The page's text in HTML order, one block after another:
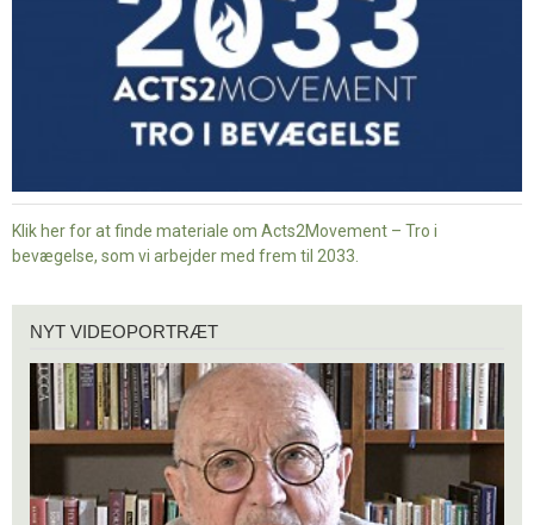
Klik her for at finde materiale om Acts2Movement – Tro i
bevægelse, som vi arbejder med frem til 2033.
videoportræt
NYT VIDEOPORTRÆT